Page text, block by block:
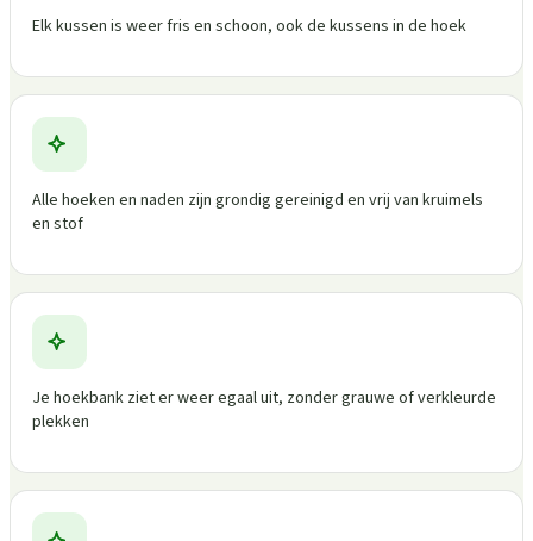
Elk kussen is weer fris en schoon, ook de kussens in de hoek
Alle hoeken en naden zijn grondig gereinigd en vrij van kruimels
en stof
Je hoekbank ziet er weer egaal uit, zonder grauwe of verkleurde
plekken